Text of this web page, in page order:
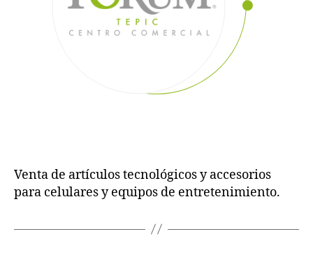
Venta de artículos tecnológicos y accesorios
para celulares y equipos de entretenimiento.